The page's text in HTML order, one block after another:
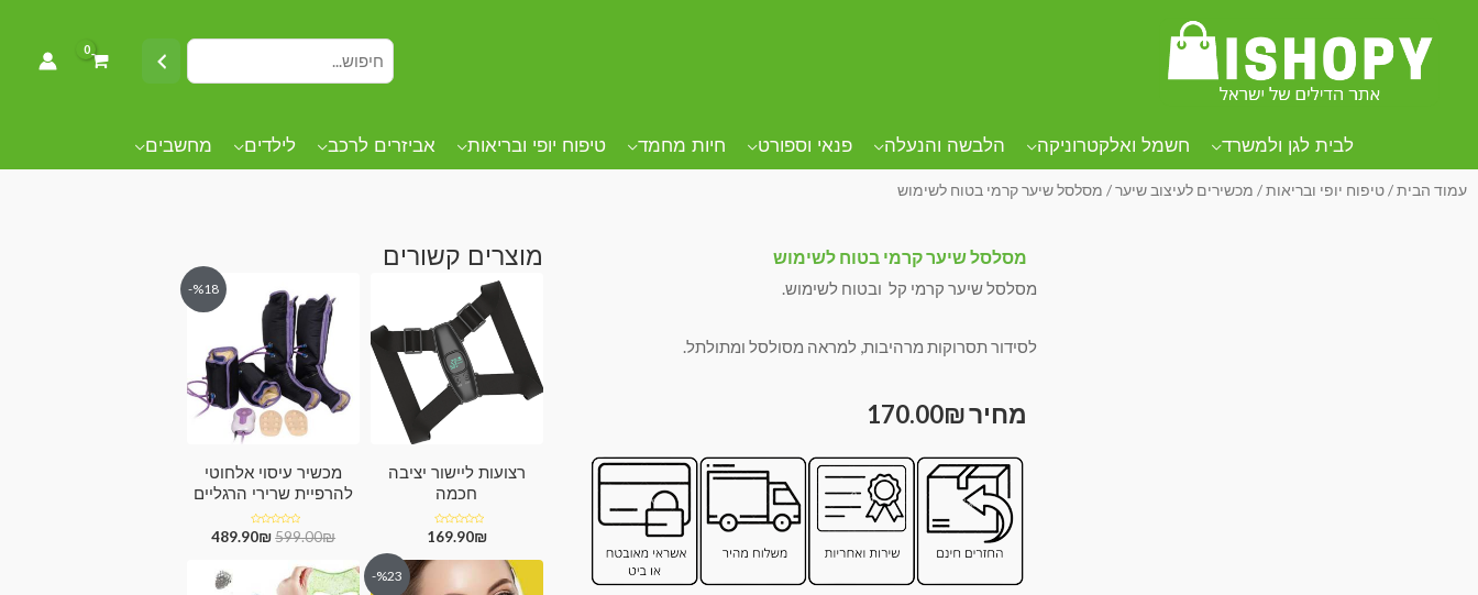
לבית לגן ולמשרד חשמל ואלקטרוניקה הלבשה והנעלה פנאי וספורט חיות מחמד טיפוח יופי ובריאות אביזרים לרכב לילדים מחשבים
עמוד הבית/טיפוח יופי ובריאות/ מכשירים לעיצוב שיער/ מסלסל שיער קרמי בטוח לשימוש
מסלסל שיער קרמי בטוח לשימוש
מסלסל שיער קרמי קל ובטוח לשימוש.
לסידור תסרוקות מרהיבות, למראה מסולסל ומתולתל.
170.00₪
מוצרים קשורים
רצועות ליישור יציבה
חכמה
דורג
0
5
169.90₪
%18-
מכשיר עיסוי אלחוטי
להרפיית שרירי הרגליים
דורג
0
599.00₪
489.90₪
%23-